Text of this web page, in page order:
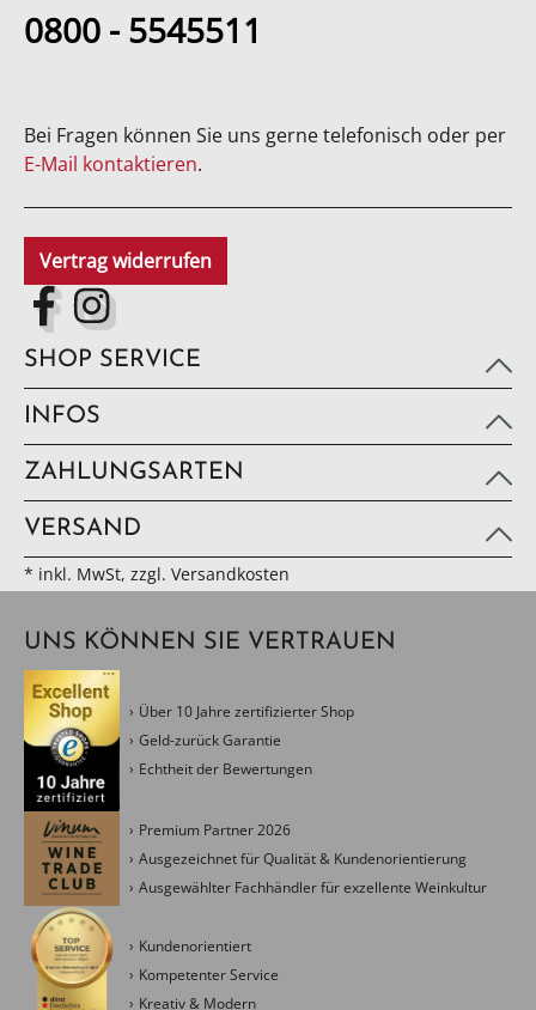
0800 - 5545511
Bei Fragen können Sie uns gerne telefonisch oder per
E-Mail kontaktieren.
Vertrag widerrufen
SHOP SERVICE
INFOS
ZAHLUNGSARTEN
VERSAND
* inkl. MwSt, zzgl. Versandkosten
UNS KÖNNEN SIE VERTRAUEN
Über 10 Jahre zertifizierter Shop
Geld-zurück Garantie
Echtheit der Bewertungen
Premium Partner 2026
Ausgezeichnet für Qualität & Kundenorientierung
Ausgewählter Fachhändler für exzellente Weinkultur
Kundenorientiert
Kompetenter Service
Kreativ & Modern